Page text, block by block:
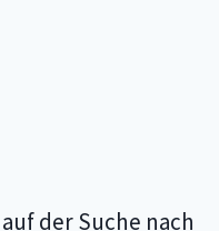
der Suche nach